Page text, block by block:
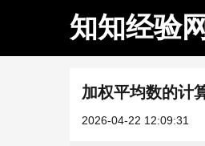
知知经验网
加权平均数的计
2026-04-22 12:09:31